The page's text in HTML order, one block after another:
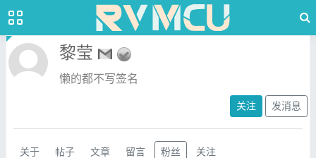
黎莹
懒的都不写签名
关注 发消息
关于 帖子 文章 留言 粉丝 关注